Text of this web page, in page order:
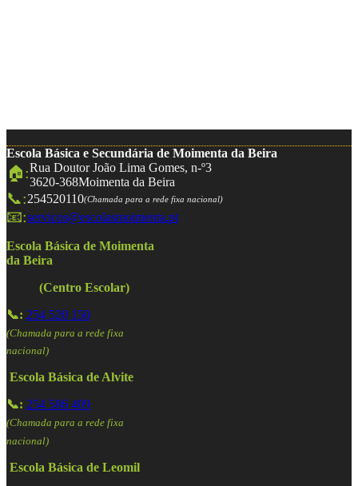
Escola Básica e Secundária de Moimenta da Beira
🏠:Rua Doutor João Lima Gomes, n-º3
3620-368Moimenta da Beira
📞:254520110(Chamada para a rede fixa nacional)
📧:servicos@escolasmoimenta.pt
Escola Básica de Moimenta
da Beira
(Centro Escolar)
📞: 254 520 150
(Chamada para a rede fixa
nacional)
Escola Básica de Alvite
📞: 254 586 409
(Chamada para a rede fixa
nacional)
Escola Básica de Leomil